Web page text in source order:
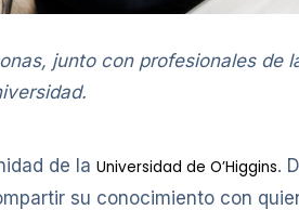
junto con profesionales de
de la Universidad de O’Higgins.
su conocimiento con